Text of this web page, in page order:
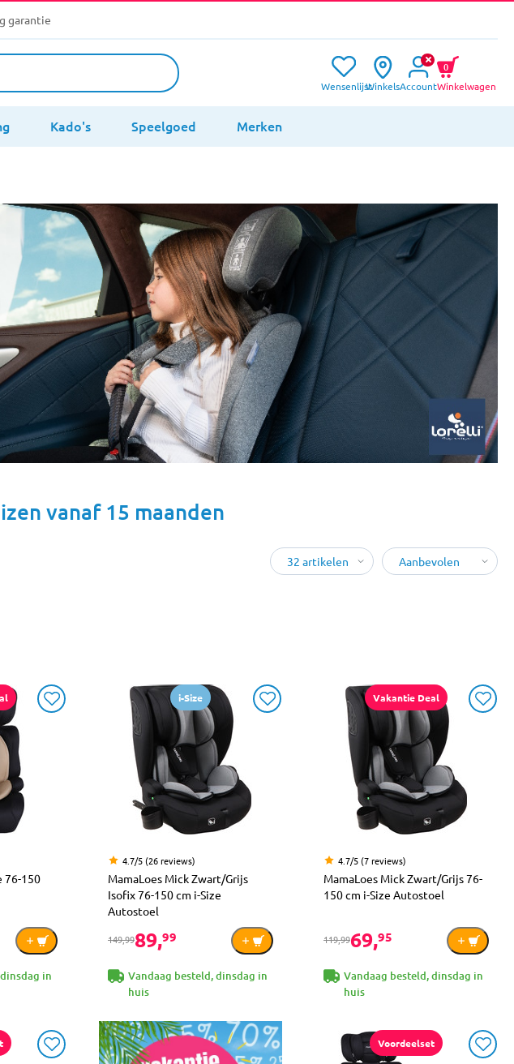
garantie
WensenlijstWinkelsAccountWinkelwagen
0
Kado's Speelgoed Merken
vanaf 15 maanden
76-150
in
i-Size
4.7/5 (26 reviews)
MamaLoes Mick Zwart/Grijs
Isofix 76-150 cm i-Size
Autostoel
149,9989,99
Vandaag besteld, dinsdag in
huis
Vakantie Deal
4.7/5 (7 reviews)
MamaLoes Mick Zwart/Grijs 76-
150 cm i-Size Autostoel
119,9969,95
Vandaag besteld, dinsdag in
huis
Voordeelset